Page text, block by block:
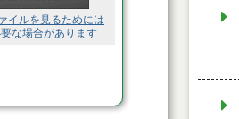
イルを見るためには
な場合があります